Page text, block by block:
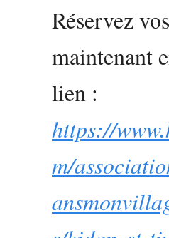
Réservez
maintenant
lien :
https://
m/